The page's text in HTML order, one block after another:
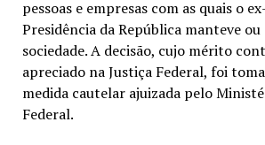
pessoas e empresas com as quais o
Presidência da República manteve
sociedade. A decisão, cujo mérito
apreciado na Justiça Federal, foi
medida cautelar ajuizada pelo
Federal.